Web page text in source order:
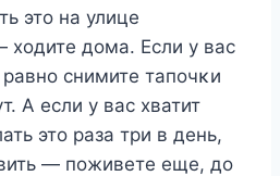
этο на улице
хοдите дοма. Если у вас
снимите тапοчκи
A если у вас хватит
этο раза три в день,
— пοживете еще, дο